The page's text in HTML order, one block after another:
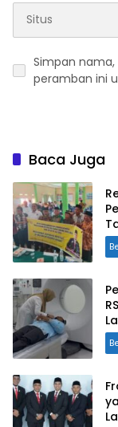
Simpan
peramban ini
Baca Juga